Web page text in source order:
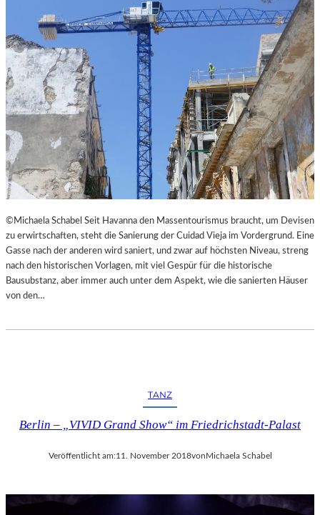
©Michaela Schabel Seit Havanna den Massentourismus braucht, um Devisen
zu erwirtschaften, steht die Sanierung der Cuidad Vieja im Vordergrund. Eine
Gasse nach der anderen wird saniert, und zwar auf höchsten Niveau, streng
nach den historischen Vorlagen, mit viel Gespür für die historische
Bausubstanz, aber immer auch unter dem Aspekt, wie die sanierten Häuser
von den…
TANZ
Berlin – „VIVID Grand Show“ im Friedrichstadt-Palast
Veröffentlicht am:11. November 2018von Michaela Schabel